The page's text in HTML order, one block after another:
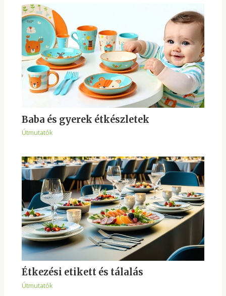
Baba és gyerek étkészletek
Útmutatók
Étkezési etikett és tálalás
Útmutatók